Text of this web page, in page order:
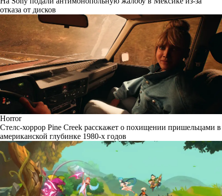
отказа от дисков
Horror
Стелс-хоррор Pine Creek расскажет о похищении пришельцами в
американской глубинке 1980-х годов